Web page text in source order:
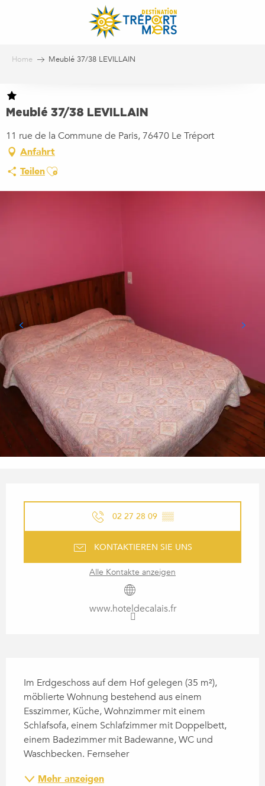
Home Meublé 37/38 LEVILLAIN
Meublé 37/38 LEVILLAIN
11 rue de la Commune de Paris, 76470 Le Tréport
Anfahrt
TeilenAjouter aux favoris
02 27 28 09 ▒▒
KONTAKTIEREN SIE UNS
Alle Kontakte anzeigen
www.hoteldecalais.fr
Im Erdgeschoss auf dem Hof gelegen (35 m²),
möblierte Wohnung bestehend aus einem
Esszimmer, Küche, Wohnzimmer mit einem
Schlafsofa, einem Schlafzimmer mit Doppelbett,
einem Badezimmer mit Badewanne, WC und
Waschbecken. Fernseher
Mehr anzeigen